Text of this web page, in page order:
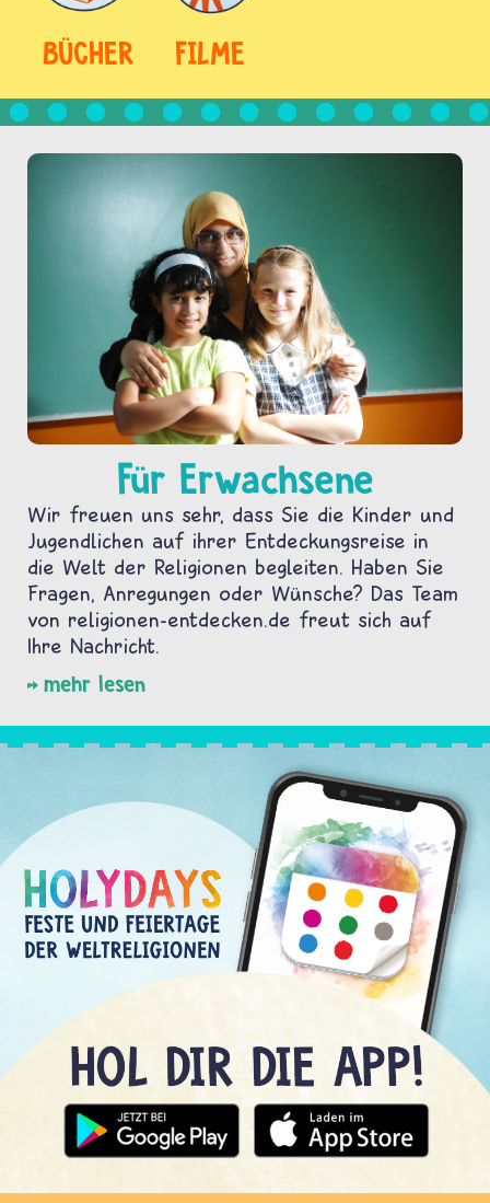
BÜCHER FILME
Für Erwachsene
Wir freuen uns sehr, dass Sie die Kinder und
Jugendlichen auf ihrer Entdeckungsreise in
die Welt der Religionen begleiten. Haben Sie
Fragen, Anregungen oder Wünsche? Das Team
von religionen-entdecken.de freut sich auf
Ihre Nachricht.
mehr lesen